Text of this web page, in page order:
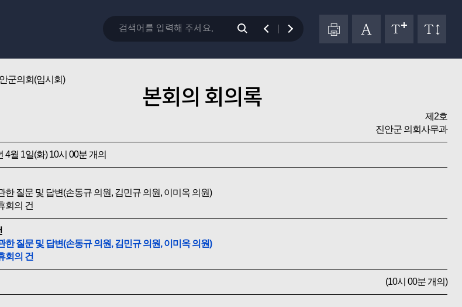
군의회(임시회)
본회의 회의록
제2호
진안군 의회사무과
4월 1일(화) 10시 00분 개의
한 질문 및 답변(손동규 의원, 김민규 의원, 이미옥 의원)
회의 건
한 질문 및 답변(손동규 의원, 김민규 의원, 이미옥 의원)
회의 건
(10시 00분 개의)